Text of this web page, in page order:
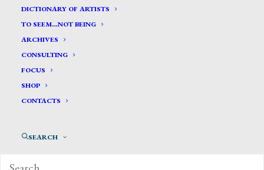
DICTIONARY OF ARTISTS
TO SEEM…NOT BEING
ARCHIVES
CONSULTING
FOCUS
SHOP
CONTACTS
SEARCH
Terreni Antonio